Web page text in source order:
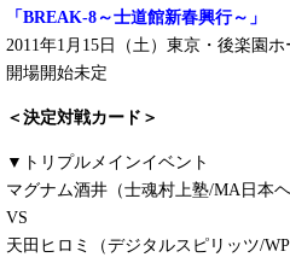
「BREAK-8～士道館新春興行～」
2011年1月15日（土）東京・後楽園ホ
開場開始未定
＜決定対戦カード＞
▼トリプルメインイベント
マグナム酒井（士魂村上塾/MA日本
VS
天田ヒロミ（デジタルスピリッツ/